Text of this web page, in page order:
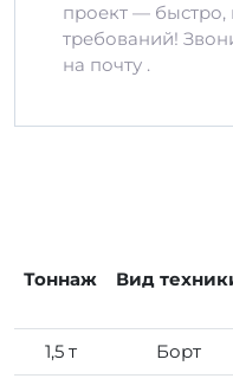
проект — быстро,
требований!
на почту .
Тоннаж Вид
1,5 т Борт